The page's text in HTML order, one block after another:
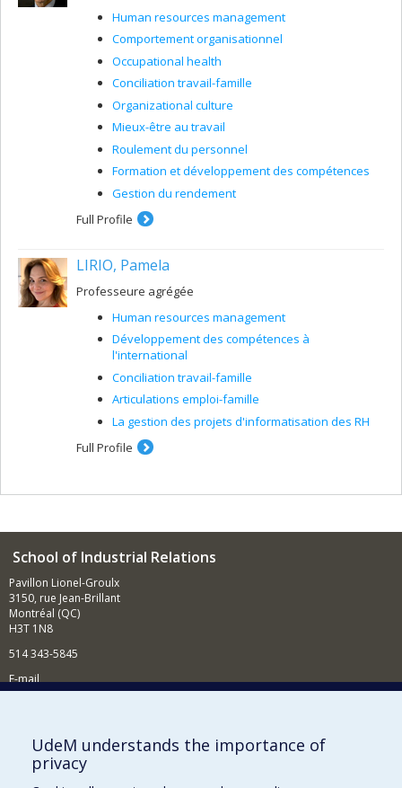
Human resources management
Comportement organisationnel
Occupational health
Conciliation travail-famille
Organizational culture
Mieux-être au travail
Roulement du personnel
Formation et développement des compétences
Gestion du rendement
Full Profile
LIRIO, Pamela
Professeure agrégée
Human resources management
Développement des compétences à
l'international
Conciliation travail-famille
Articulations emploi-famille
La gestion des projets d'informatisation des RH
Full Profile
School of Industrial Relations
Pavillon Lionel-Groulx
3150, rue Jean-Brillant
Montréal (QC)
H3T 1N8
514 343-5845
E-mail
Supporting the School
NEED HELP?
UdeM understands the importance of
privacy